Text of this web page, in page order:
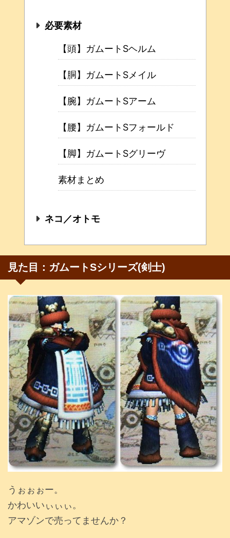
必要素材
【頭】ガムートSヘルム
【胴】ガムートSメイル
【腕】ガムートSアーム
【腰】ガムートSフォールド
【脚】ガムートSグリーヴ
素材まとめ
ネコ／オトモ
見た目：ガムートSシリーズ(剣士)
うぉぉぉー。
かわいいぃぃぃ。
アマゾンで売ってませんか？